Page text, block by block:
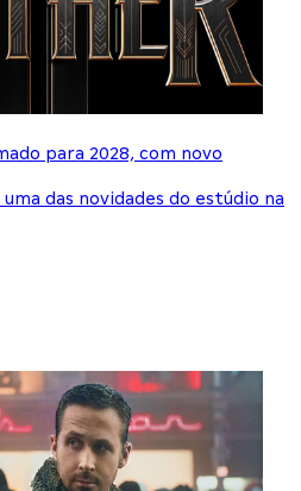
para 2028, com novo
das novidades do estúdio na